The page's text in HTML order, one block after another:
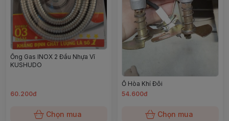
Ống Gas INOX 2 Đầu Nhựa Vĩ
KUSHUDO
60.200đ
Chọn mua
Ổ Hòa Khí Đôi
54.600đ
Chọn mua